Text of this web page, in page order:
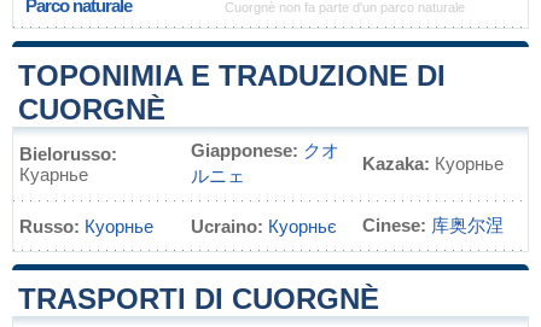
Parco naturale Cuorgnè non fa parte d'un parco naturale
TOPONIMIA E TRADUZIONE DI
CUORGNÈ
Bielorusso:
Куарнье
Giapponese: クオ
ルニェ
Kazaka: Куорнье
Russo: Куорнье Ucraino: Куорньє Cinese: 库奥尔涅
TRASPORTI DI CUORGNÈ